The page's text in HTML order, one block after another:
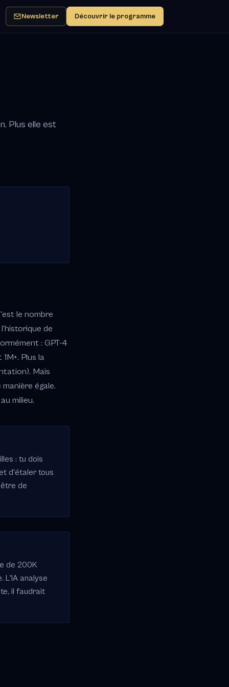
Newsletter Découvrir le programme
Plus elle est
le nombre
de
: GPT-4
Plus la
Mais
égale.
milieu.
: tu dois
d'étaler tous
de
de 200K
L'IA analyse
il faudrait